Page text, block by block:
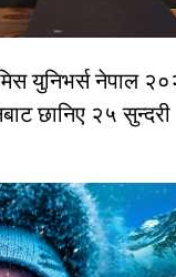
युनिभर्स नेपाल
छानिए २५ सुन्दरी